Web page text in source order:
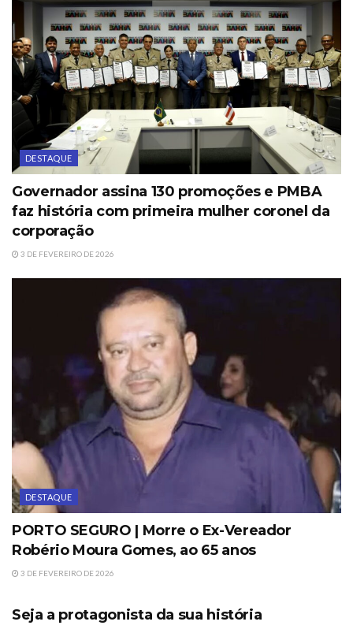
DESTAQUE
Governador assina 130 promoções e PMBA
faz história com primeira mulher coronel da
corporação
3 DE FEVEREIRO DE 2026
DESTAQUE
PORTO SEGURO | Morre o Ex-Vereador
Robério Moura Gomes, ao 65 anos
3 DE FEVEREIRO DE 2026
Seja a protagonista da sua história